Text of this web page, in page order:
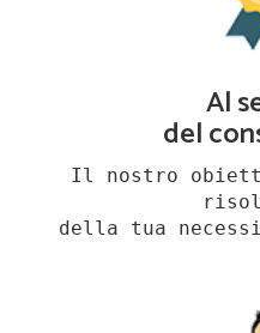
Al
del
Il nostro
della tua